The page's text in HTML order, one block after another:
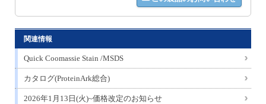
関連情報
Quick Coomassie Stain /MSDS
カタログ(ProteinArk総合)
2026年1月13日(火)~価格改定のお知らせ